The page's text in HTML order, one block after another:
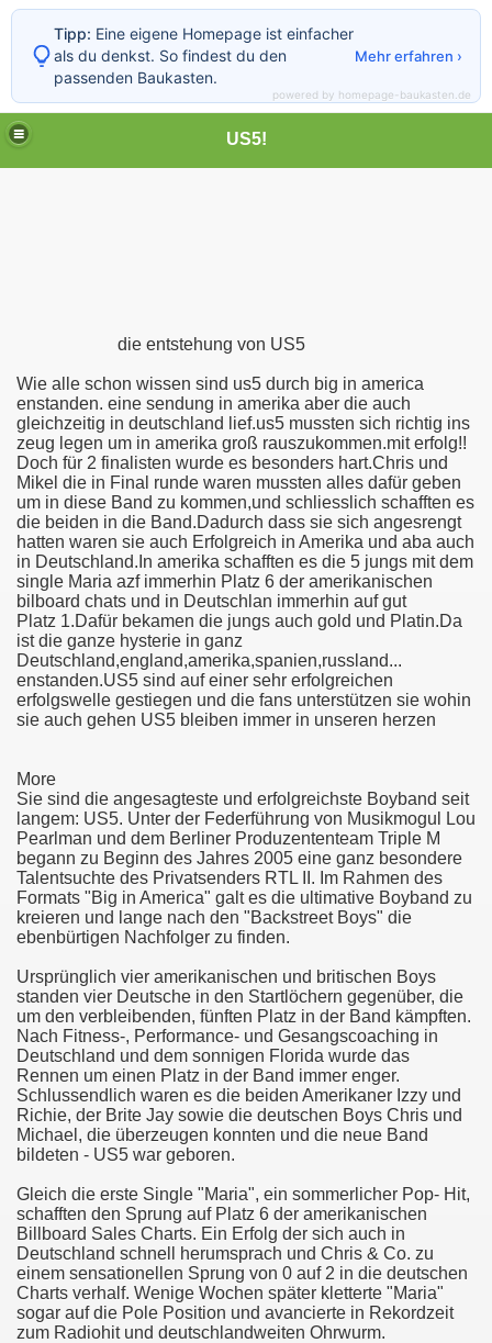
US5!
die entstehung von US5
Wie alle schon wissen sind us5 durch big in america
enstanden. eine sendung in amerika aber die auch
gleichzeitig in deutschland lief.us5 mussten sich richtig ins
zeug legen um in amerika groß rauszukommen.mit erfolg!!
Doch für 2 finalisten wurde es besonders hart.Chris und
Mikel die in Final runde waren mussten alles dafür geben
um in diese Band zu kommen,und schliesslich schafften es
die beiden in die Band.Dadurch dass sie sich angesrengt
hatten waren sie auch Erfolgreich in Amerika und aba auch
in Deutschland.In amerika schafften es die 5 jungs mit dem
single Maria azf immerhin Platz 6 der amerikanischen
bilboard chats und in Deutschlan immerhin auf gut
Platz 1.Dafür bekamen die jungs auch gold und Platin.Da
ist die ganze hysterie in ganz
Deutschland,england,amerika,spanien,russland...
enstanden.US5 sind auf einer sehr erfolgreichen
erfolgswelle gestiegen und die fans unterstützen sie wohin
sie auch gehen US5 bleiben immer in unseren herzen
More
Sie sind die angesagteste und erfolgreichste Boyband seit
langem: US5. Unter der Federführung von Musikmogul Lou
Pearlman und dem Berliner Produzententeam Triple M
begann zu Beginn des Jahres 2005 eine ganz besondere
Talentsuchte des Privatsenders RTL II. Im Rahmen des
Formats "Big in America" galt es die ultimative Boyband zu
kreieren und lange nach den "Backstreet Boys" die
ebenbürtigen Nachfolger zu finden.
Ursprünglich vier amerikanischen und britischen Boys
standen vier Deutsche in den Startlöchern gegenüber, die
um den verbleibenden, fünften Platz in der Band kämpften.
Nach Fitness-, Performance- und Gesangscoaching in
Deutschland und dem sonnigen Florida wurde das
Rennen um einen Platz in der Band immer enger.
Schlussendlich waren es die beiden Amerikaner Izzy und
Richie, der Brite Jay sowie die deutschen Boys Chris und
Michael, die überzeugen konnten und die neue Band
bildeten - US5 war geboren.
Gleich die erste Single "Maria", ein sommerlicher Pop- Hit,
schafften den Sprung auf Platz 6 der amerikanischen
Billboard Sales Charts. Ein Erfolg der sich auch in
Deutschland schnell herumsprach und Chris & Co. zu
einem sensationellen Sprung von 0 auf 2 in die deutschen
Charts verhalf. Wenige Wochen später kletterte "Maria"
sogar auf die Pole Position und avancierte in Rekordzeit
zum Radiohit und deutschlandweiten Ohrwurm.
Tipp: Eine eigene Homepage ist einfacher
als du denkst. So findest du den
passenden Baukasten.
Mehr erfahren ›
powered by homepage-baukasten.de